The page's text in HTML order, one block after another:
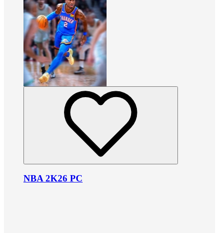
NBA 2K26 PC